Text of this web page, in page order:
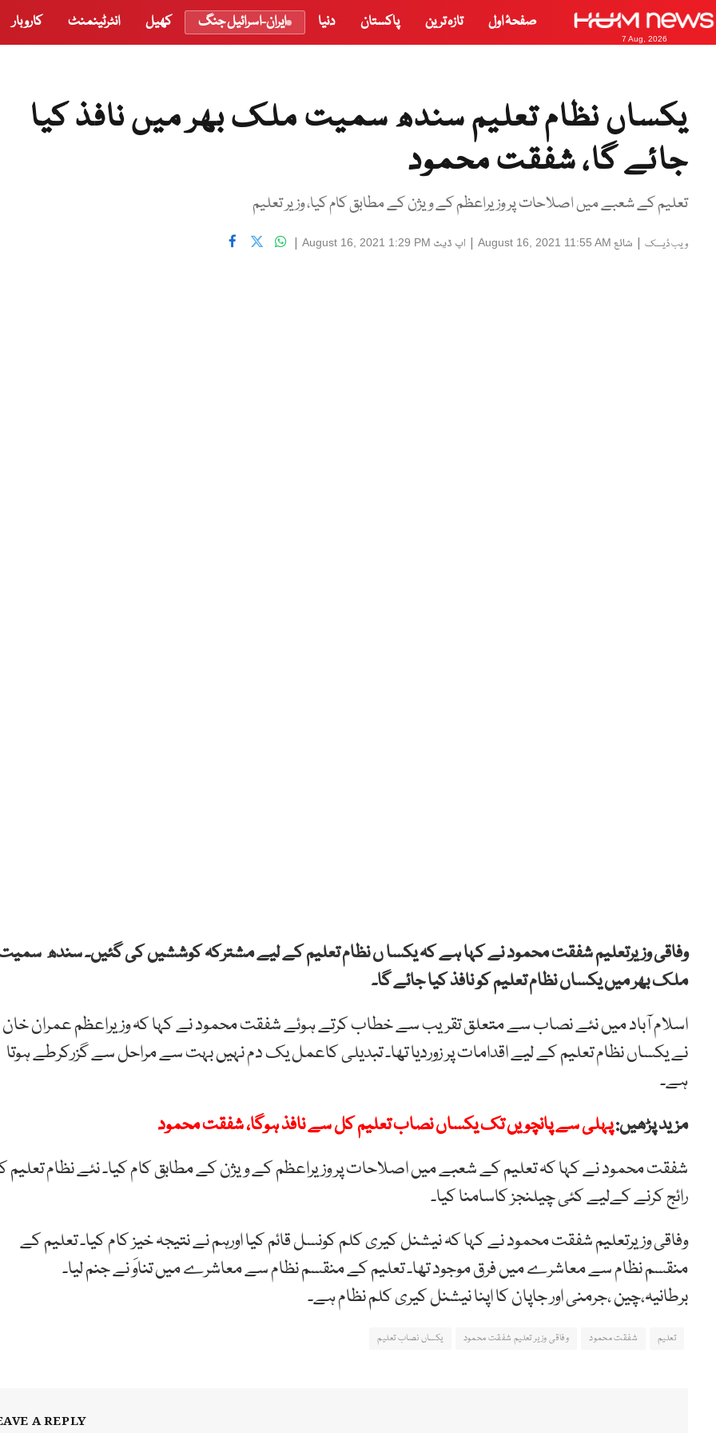
7 Aug, 2026
صفحۂ اول تازہ ترین پاکستان دنیا ایران-اسرائیل جنگ کھیل انٹرٹینمنٹ کاروبار
یکساں نظام تعلیم سندھ سمیت ملک بھر میں نافذ کیا
جائے گا، شفقت محمود
تعلیم کے شعبے میں اصلاحات پر وزیراعظم کے ویژن کے مطابق کام کیا، وزیر تعلیم
ویب ڈیسک | شائع August 16, 2021 11:55 AM
| اپ ڈیٹ August 16, 2021 1:29 PM
|
وفاقی وزیرتعلیم شفقت محمود نے کہا ہے کہ یکسا ں نظام تعلیم کے لیے مشترکہ کوششیں کی گئیں۔ سندھ
ملک بھر میں یکساں نظام تعلیم کو نافذ کیا جائے گا۔
اسلام آباد میں نئے نصاب سے متعلق تقریب سے خطاب کرتے ہوئے شفقت محمود نے کہا کہ وزیراعظم عمران خان
نے یکساں نظام تعلیم کے لیے اقدامات پر زوردیا تھا۔ تبدیلی کاعمل یک دم نہیں بہت سے مراحل سے گزرکرطے ہوتا
ہے۔
مزید پڑھیں:پہلی سے پانچویں تک یکساں نصاب تعلیم کل سے نافذ ہوگا، شفقت محمود
شفقت محمود نے کہا کہ تعلیم کے شعبے میں اصلاحات پر وزیراعظم کے ویژن کے مطابق کام کیا۔ نئے نظام تعلیم
رائج کرنے کےلیے کئی چیلنجز کاسامنا کیا۔
وفاقی وزیرتعلیم شفقت محمود نے کہا کہ نیشنل کیری کلم کونسل قائم کیا اورہم نے نتیجہ خیز کام کیا۔ تعلیم کے
منقسم نظام سے معاشرے میں فرق موجود تھا۔ تعلیم کے منقسم نظام سے معاشرے میں تناوَ نے جنم لیا۔
برطانیہ،چین ،جرمنی اور جاپان کا اپنا نیشنل کیری کلم نظام ہے۔
تعلیم شفقت محمود وفاقی وزیر تعلیم شفقت محمود یکساں نصاب تعلیم
A REPLY